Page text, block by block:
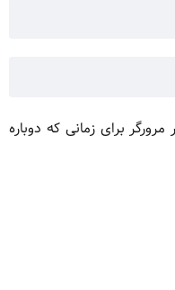
برای زمانی که دوباره